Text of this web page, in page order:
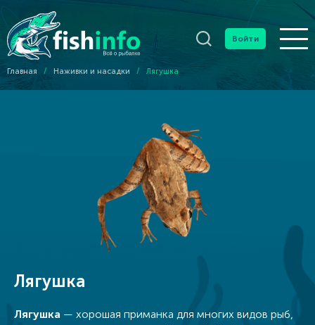
Войти
Главная / Наживки и насадки / Лягушка
Лягушка
Лягушка — хорошая приманка для многих видов рыб,